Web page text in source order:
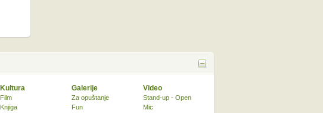
Kultura
Film
Knjiga
Galerije
Za opuštanje
Fun
Video
Stand-up - Open
Mic